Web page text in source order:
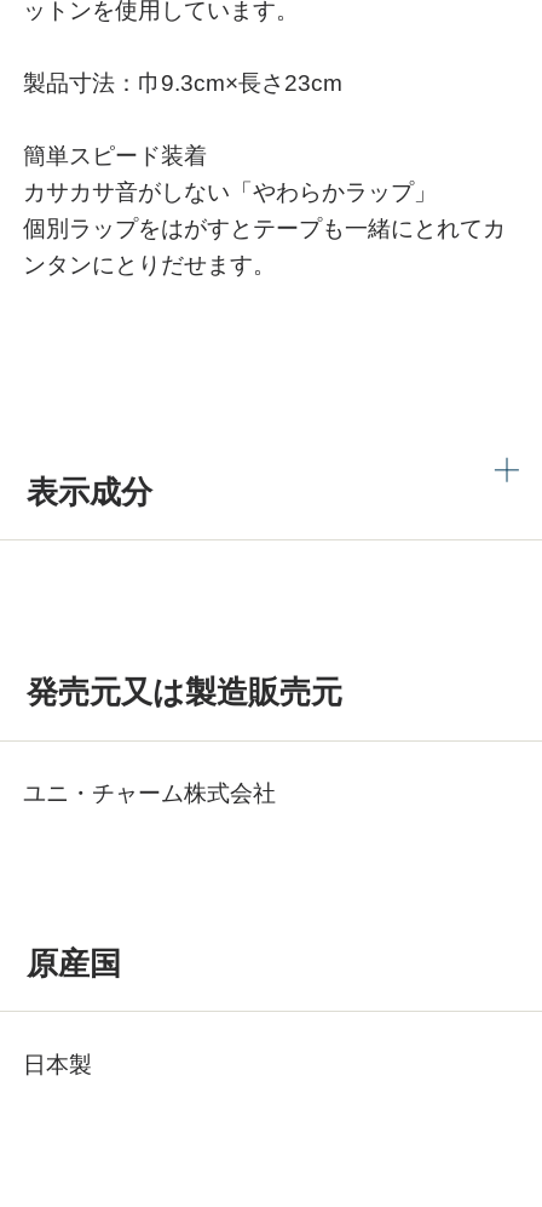
ットンを使用しています。
製品寸法：巾9.3cm×長さ23cm
簡単スピード装着
カサカサ音がしない「やわらかラップ」
個別ラップをはがすとテープも一緒にとれてカ
ンタンにとりだせます。
表示成分
発売元又は製造販売元
ユニ・チャーム株式会社
原産国
日本製